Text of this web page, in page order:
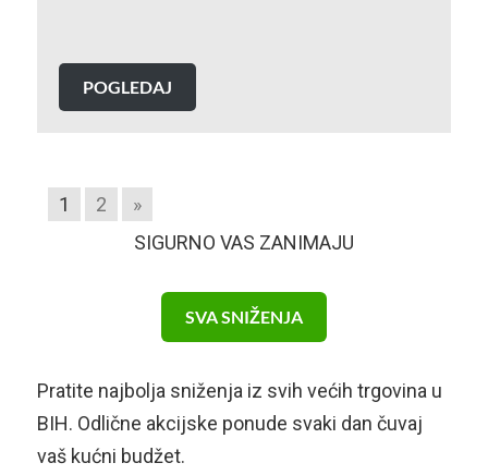
POGLEDAJ
1 2
»
SIGURNO VAS ZANIMAJU
SVA SNIŽENJA
Pratite najbolja sniženja iz svih većih trgovina u
BIH. Odlične akcijske ponude svaki dan čuvaj
vaš kućni budžet.